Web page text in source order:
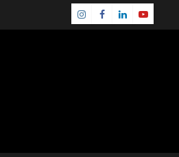
Instagram
Facebook
LinkedinYoutube